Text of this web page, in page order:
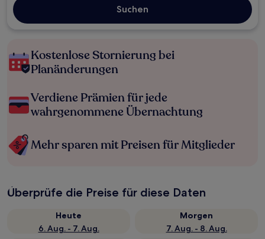
Suchen
Kostenlose Stornierung bei
Planänderungen
Verdiene Prämien für jede
wahrgenommene Übernachtung
Mehr sparen mit Preisen für Mitglieder
Überprüfe die Preise für diese Daten
Heute
6. Aug. - 7. Aug.
Morgen
7. Aug. - 8. Aug.